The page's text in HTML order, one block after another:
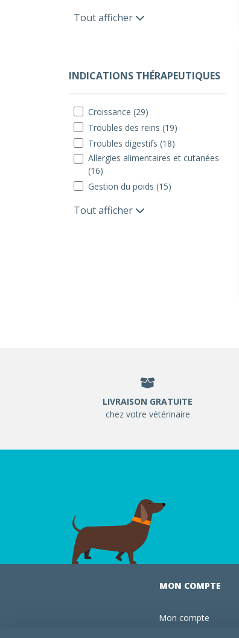
Tout afficher
INDICATIONS THÉRAPEUTIQUES
Croissance (29)
Troubles des reins (19)
Troubles digestifs (18)
Allergies alimentaires et cutanées
(16)
Gestion du poids (15)
Tout afficher
LIVRAISON GRATUITE
chez votre vétérinaire
MON COMPTE
Mon compte